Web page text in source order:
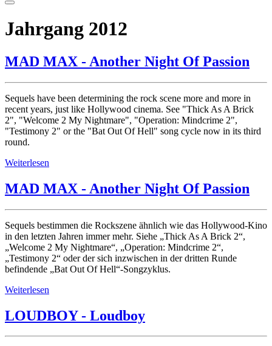
Jahrgang 2012
MAD MAX - Another Night Of Passion
Sequels have been determining the rock scene more and more in
recent years, just like Hollywood cinema. See "Thick As A Brick
2", "Welcome 2 My Nightmare", "Operation: Mindcrime 2",
"Testimony 2" or the "Bat Out Of Hell" song cycle now in its third
round.
Weiterlesen
MAD MAX - Another Night Of Passion
Sequels bestimmen die Rockszene ähnlich wie das Hollywood-Kino
in den letzten Jahren immer mehr. Siehe „Thick As A Brick 2“,
„Welcome 2 My Nightmare“, „Operation: Mindcrime 2“,
„Testimony 2“ oder der sich inzwischen in der dritten Runde
befindende „Bat Out Of Hell“-Songzyklus.
Weiterlesen
LOUDBOY - Loudboy